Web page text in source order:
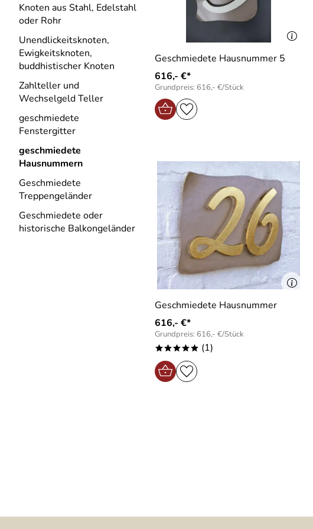
Knoten aus Stahl, Edelstahl
oder Rohr
Unendlickeitsknoten,
Ewigkeitsknoten,
buddhistischer Knoten
Zahlteller und
Wechselgeld Teller
geschmiedete
Fenstergitter
geschmiedete
Hausnummern
Geschmiedete
Treppengeländer
Geschmiedete oder
historische Balkongeländer
Geschmiedete Hausnummer 5
616,- €*
Grundpreis: 616,- €/Stück
Geschmiedete Hausnummer
616,- €*
Grundpreis: 616,- €/Stück
***** (1)